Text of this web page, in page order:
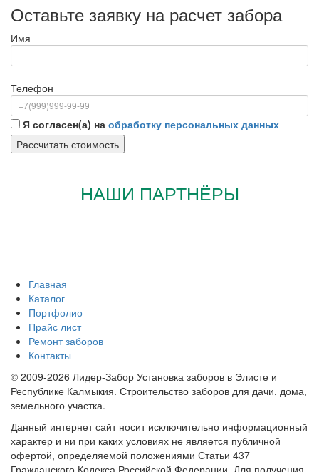
Оставьте заявку на расчет забора
Имя
Телефон
Я согласен(а) на обработку персональных данных
НАШИ ПАРТНЁРЫ
Главная
Каталог
Портфолио
Прайс лист
Ремонт заборов
Контакты
© 2009-2026 Лидер-Забор Установка заборов в Элисте и
Республике Калмыкия. Строительство заборов для дачи, дома,
земельного участка.
Данный интернет сайт носит исключительно информационный
характер и ни при каких условиях не является публичной
офертой, определяемой положениями Статьи 437
Гражданского Кодекса Российской Федерации. Для получения